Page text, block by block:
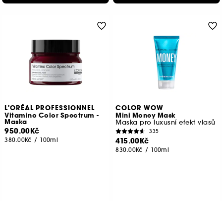
L'ORÉAL PROFESSIONNEL
Vitamino Color Spectrum -
Maska
950.00Kč
380.00Kč / 100ml
COLOR WOW
Mini Money Mask
Maska pro luxusní efekt vlasů
335
415.00Kč
830.00Kč / 100ml